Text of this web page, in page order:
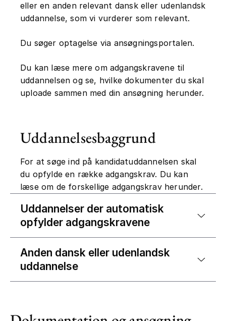
eller en anden relevant dansk eller udenlandsk
uddannelse, som vi vurderer som relevant.
Du søger optagelse via ansøgningsportalen.
Du kan læse mere om adgangskravene til
uddannelsen og se, hvilke dokumenter du skal
uploade sammen med din ansøgning herunder.
Uddannelsesbaggrund
For at søge ind på kandidatuddannelsen skal
du opfylde en række adgangskrav. Du kan
læse om de forskellige adgangskrav herunder.
Uddannelser der automatisk
opfylder adgangskravene
Anden dansk eller udenlandsk
uddannelse